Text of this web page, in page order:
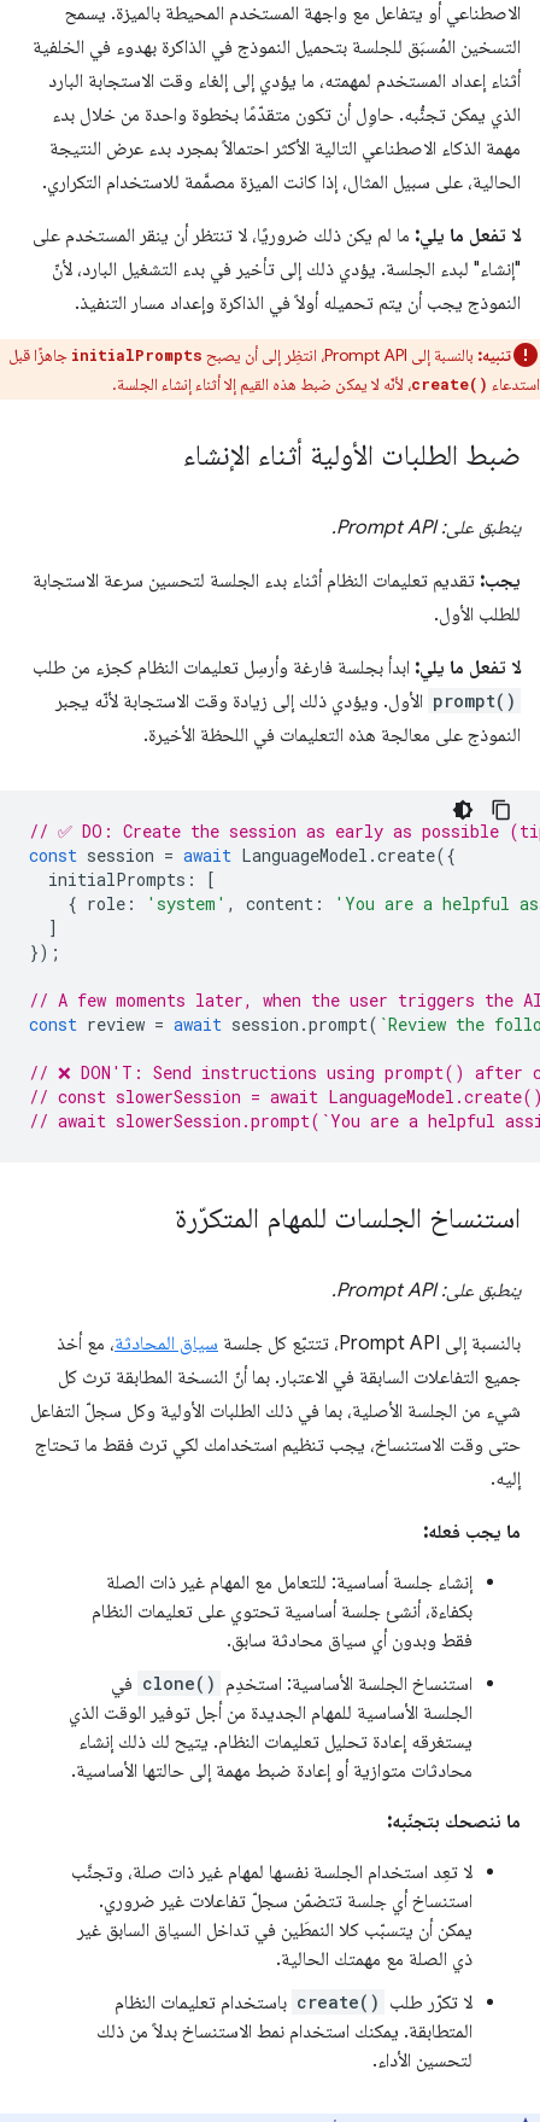
الاصطناعي أو يتفاعل مع واجهة المستخدم المحيطة بالميزة. يسمح
التسخين المُسبَق للجلسة بتحميل النموذج في الذاكرة بهدوء في الخلفية
أثناء إعداد المستخدم لمهمته، ما يؤدي إلى إلغاء وقت الاستجابة البارد
الذي يمكن تجنُّبه. حاوِل أن تكون متقدّمًا بخطوة واحدة من خلال بدء
مهمة الذكاء الاصطناعي التالية الأكثر احتمالاً بمجرد بدء عرض النتيجة
الحالية، على سبيل المثال، إذا كانت الميزة مصمَّمة للاستخدام التكراري.
لا تفعل ما يلي: ما لم يكن ذلك ضروريًا، لا تنتظر أن ينقر المستخدم على
"إنشاء" لبدء الجلسة. يؤدي ذلك إلى تأخير في بدء التشغيل البارد، لأنّ
النموذج يجب أن يتم تحميله أولاً في الذاكرة وإعداد مسار التنفيذ.
تنبيه: بالنسبة إلى Prompt API، انتظِر إلى أن يصبح initialPrompts جاهزًا قبل
استدعاء create()، لأنّه لا يمكن ضبط هذه القيم إلا أثناء إنشاء الجلسة.
ضبط الطلبات الأولية أثناء الإنشاء
ينطبق على: Prompt API.
يجب: تقديم تعليمات النظام أثناء بدء الجلسة لتحسين سرعة الاستجابة
للطلب الأول.
لا تفعل ما يلي: ابدأ بجلسة فارغة وأرسِل تعليمات النظام كجزء من طلب
prompt() الأول. ويؤدي ذلك إلى زيادة وقت الاستجابة لأنّه يجبر
النموذج على معالجة هذه التعليمات في اللحظة الأخيرة.
// ✅ DO: Create the session as early as possible
const session = await LanguageModel .create({
initialPrompts :
[
{ role : 'system' , content :
'You are a helpful
]
});
// A few moments later, when the user triggers the
const review = await session .prompt( `Review the
// ❌ DON'T: Send instructions using prompt() after
// const slowerSession = await
// await slowerSession.prompt(`You are a helpful
استنساخ الجلسات للمهام المتكرّرة
ينطبق على: Prompt API.
بالنسبة إلى Prompt API، تتتبّع كل جلسة سياق المحادثة، مع أخذ
جميع التفاعلات السابقة في الاعتبار. بما أنّ النسخة المطابقة ترث كل
شيء من الجلسة الأصلية، بما في ذلك الطلبات الأولية وكل سجلّ التفاعل
حتى وقت الاستنساخ، يجب تنظيم استخدامك لكي ترث فقط ما تحتاج
إليه.
ما يجب فعله:
إنشاء جلسة أساسية: للتعامل مع المهام غير ذات الصلة
بكفاءة، أنشئ جلسة أساسية تحتوي على تعليمات النظام
فقط وبدون أي سياق محادثة سابق.
استنساخ الجلسة الأساسية: استخدِم clone() في
الجلسة الأساسية للمهام الجديدة من أجل توفير الوقت الذي
يستغرقه إعادة تحليل تعليمات النظام. يتيح لك ذلك إنشاء
محادثات متوازية أو إعادة ضبط مهمة إلى حالتها الأساسية.
ما ننصحك بتجنّبه:
لا تعِد استخدام الجلسة نفسها لمهام غير ذات صلة، وتجنَّب
استنساخ أي جلسة تتضمّن سجلّ تفاعلات غير ضروري.
يمكن أن يتسبّب كلا النمطَين في تداخل السياق السابق غير
ذي الصلة مع مهمتك الحالية.
لا تكرّر طلب create() باستخدام تعليمات النظام
المتطابقة. يمكنك استخدام نمط الاستنساخ بدلاً من ذلك
لتحسين الأداء.